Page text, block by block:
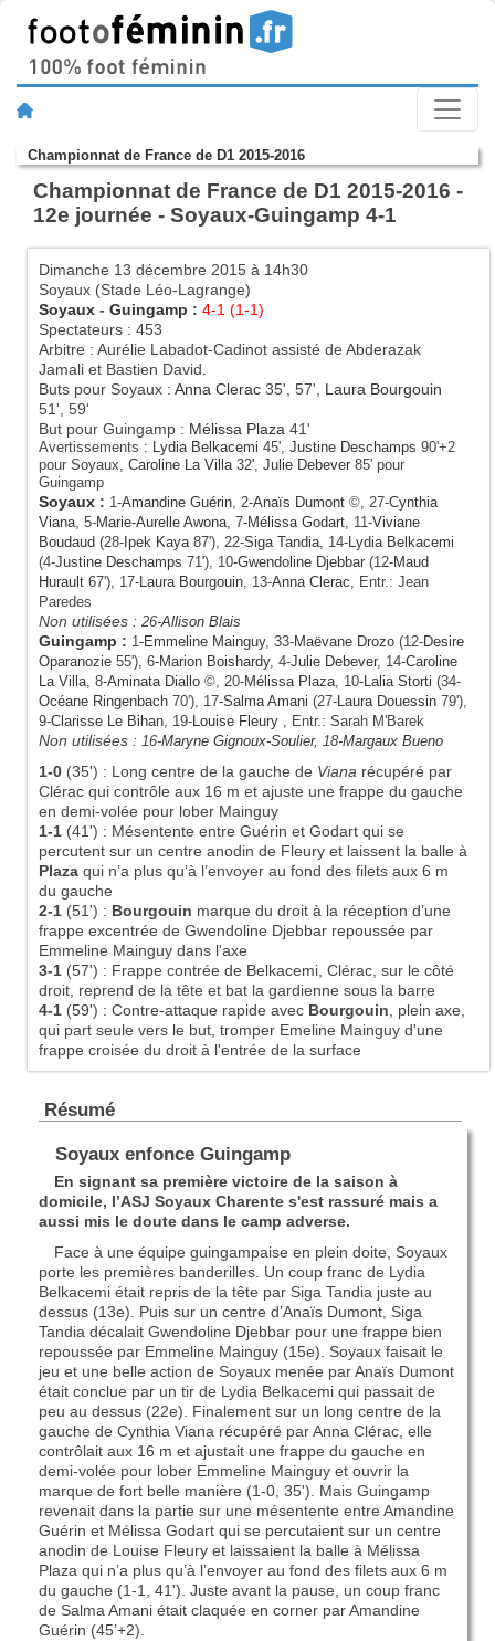
Championnat de France de D1 2015-2016
Championnat de France de D1 2015-2016 -
12e journée - Soyaux-Guingamp 4-1
Dimanche 13 décembre 2015 à 14h30
Soyaux (Stade Léo-Lagrange)
Soyaux - Guingamp : 4-1 (1-1)
Spectateurs : 453
Arbitre : Aurélie Labadot-Cadinot assisté de Abderazak
Jamali et Bastien David.
Buts pour Soyaux : Anna Clerac 35', 57', Laura Bourgouin
51', 59'
But pour Guingamp : Mélissa Plaza 41'
Avertissements : Lydia Belkacemi 45', Justine Deschamps 90'+2
pour Soyaux, Caroline La Villa32', Julie Debever 85' pour
Guingamp
Soyaux : 1-Amandine Guérin, 2-Anaïs Dumont ©, 27-Cynthia
Viana, 5-Marie-Aurelle Awona, 7-Mélissa Godart, 11-Viviane
Boudaud (28- Ipek Kaya87'), 22-Siga Tandia, 14-Lydia Belkacemi
(4-Justine Deschamps 71'), 10-Gwendoline Djebbar (12-Maud
Hurault 67'), 17-Laura Bourgouin, 13-Anna Clerac, Entr.: Jean
Paredes
Non utilisées : 26-Allison Blais
Guingamp : 1-Emmeline Mainguy, 33-Maëvane Drozo (12-Desire
Oparanozie 55'), 6-Marion Boishardy, 4-Julie Debever, 14-Caroline
La Villa, 8-Aminata Diallo ©, 20-Mélissa Plaza, 10-Lalia Storti (34-
Océane Ringenbach 70'), 17-Salma Amani (27-Laura Douessin 79'),
9-Clarisse Le Bihan, 19-Louise Fleury , Entr.: Sarah M'Barek
Non utilisées : 16-Maryne Gignoux-Soulier, 18-Margaux Bueno
1-0 (35') : Long centre de la gauche de Viana récupéré par
Clérac qui contrôle aux 16 m et ajuste une frappe du gauche
en demi-volée pour lober Mainguy
1-1 (41') : Mésentente entre Guérin et Godart qui se
percutent sur un centre anodin de Fleury et laissent la balle à
Plaza qui n’a plus qu’à l’envoyer au fond des filets aux 6 m
du gauche
2-1 (51') : Bourgouin marque du droit à la réception d’une
frappe excentrée de Gwendoline Djebbar repoussée par
Emmeline Mainguy dans l'axe
3-1 (57') : Frappe contrée de Belkacemi, Clérac, sur le côté
droit, reprend de la tête et bat la gardienne sous la barre
4-1 (59') : Contre-attaque rapide avec Bourgouin , plein axe,
qui part seule vers le but, tromper Emeline Mainguy d'une
frappe croisée du droit à l'entrée de la surface
Résumé
Soyaux enfonce Guingamp
En signant sa première victoire de la saison à
domicile, l’ASJ Soyaux Charente s'est rassuré mais a
aussi mis le doute dans le camp adverse.
Face à une équipe guingampaise en plein doite, Soyaux
porte les premières banderilles. Un coup franc de Lydia
Belkacemi était repris de la tête par Siga Tandia juste au
dessus (13e). Puis sur un centre d’Anaïs Dumont, Siga
Tandia décalait Gwendoline Djebbar pour une frappe bien
repoussée par Emmeline Mainguy (15e). Soyaux faisait le
jeu et une belle action de Soyaux menée par Anaïs Dumont
était conclue par un tir de Lydia Belkacemi qui passait de
peu au dessus (22e). Finalement sur un long centre de la
gauche de Cynthia Viana récupéré par Anna Clérac, elle
contrôlait aux 16 m et ajustait une frappe du gauche en
demi-volée pour lober Emmeline Mainguy et ouvrir la
marque de fort belle manière (1-0, 35'). Mais Guingamp
revenait dans la partie sur une mésentente entre Amandine
Guérin et Mélissa Godart qui se percutaient sur un centre
anodin de Louise Fleury et laissaient la balle à Mélissa
Plaza qui n’a plus qu’à l’envoyer au fond des filets aux 6 m
du gauche (1-1, 41'). Juste avant la pause, un coup franc
de Salma Amani était claquée en corner par Amandine
Guérin (45’+2).